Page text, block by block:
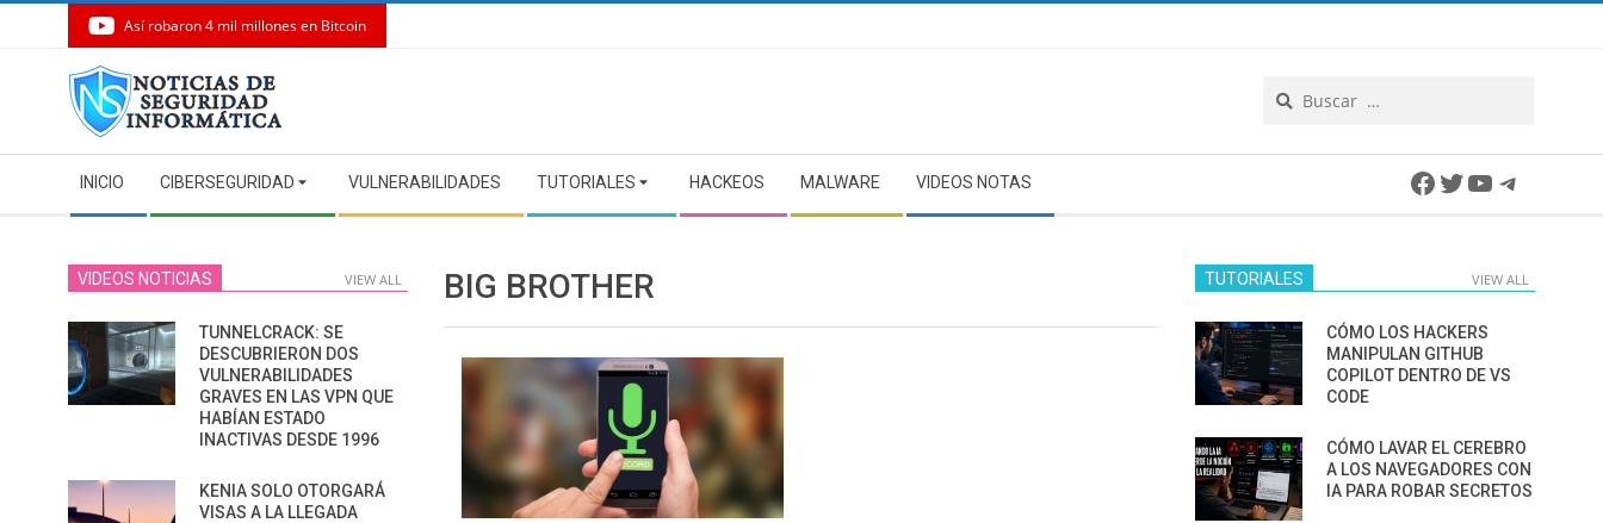
Así robaron 4 mil millones en Bitcoin
Navigation
Menu
INICIO CIBERSEGURIDAD VULNERABILIDADES TUTORIALES HACKEOS MALWARE VIDEOS NOTAS Facebook
Twitter
YouTube
BIG BROTHER
VIDEOS NOTICIAS VIEW ALL
TUNNELCRACK: SE
DESCUBRIERON DOS
VULNERABILIDADES
GRAVES EN LAS VPN QUE
HABÍAN ESTADO
INACTIVAS DESDE 1996
KENIA SOLO OTORGARÁ
VISAS A LA LLEGADA
TUTORIALES VIEW ALL
CÓMO LOS HACKERS
MANIPULAN GITHUB
COPILOT DENTRO DE VS
CODE
CÓMO LAVAR EL CEREBRO
A LOS NAVEGADORES CON
IA PARA ROBAR SECRETOS